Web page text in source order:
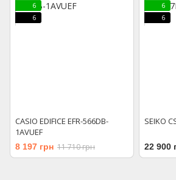
6
6
CASIO EDIFICE EFR-566DB-
1AVUEF
8 197 грн 11 710 грн
6
6
SEIKO
22 900